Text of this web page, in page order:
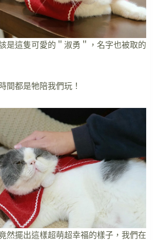
是這隻可愛的＂淑勇＂，名字也被取的
間都是牠陪我們玩！
然擺出這樣超萌超幸福的樣子，我們在